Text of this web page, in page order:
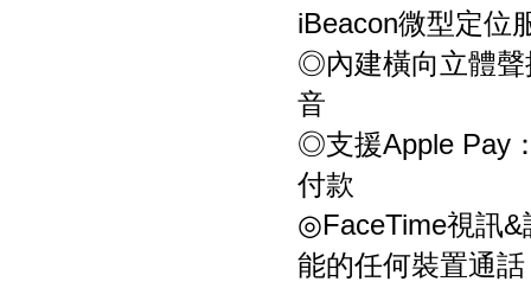
iBeacon微型定位
◎內建橫向立體聲
音
◎支援Apple Pay
付款
◎FaceTime視訊&
能的任何裝置通話